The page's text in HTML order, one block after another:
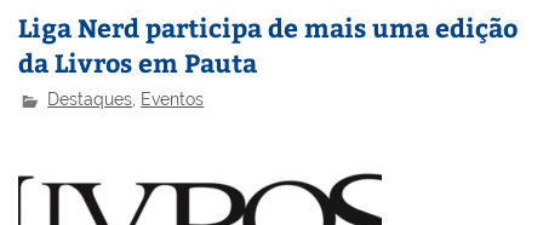
Liga Nerd participa de mais uma edição
da Livros em Pauta
Destaques, Eventos